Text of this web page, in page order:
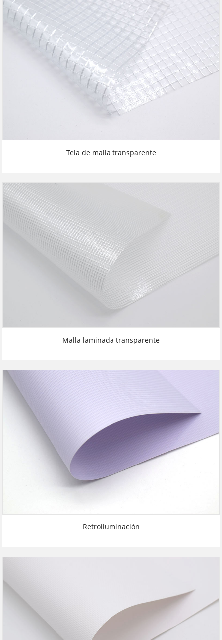
Tela de malla transparente
Malla laminada transparente
Retroiluminación